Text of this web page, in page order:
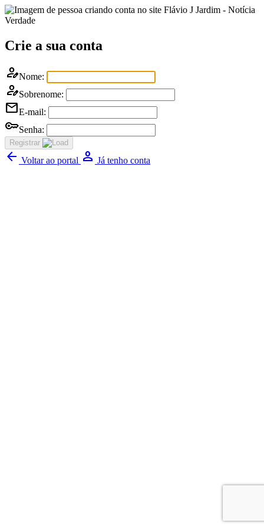
Flávio J Jardim - Notícia
Verdade
Crie a sua conta
person_editNome:
person_editSobrenome:
mailE-mail:
keySenha:
Registrar
arrow_back Voltar ao portal Person Já tenho conta